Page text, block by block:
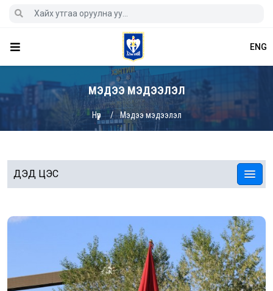
ENG
МЭДЭЭ МЭДЭЭЛЭЛ
Нүүр Мэдээ мэдээлэл
ДЭД ЦЭС